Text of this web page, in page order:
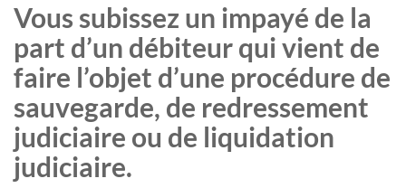
Vous subissez un impayé de la
part d’un débiteur qui vient de
faire l’objet d’une procédure de
sauvegarde, de redressement
judiciaire ou de liquidation
judiciaire.